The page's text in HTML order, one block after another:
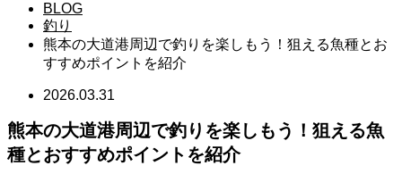
BLOG
釣り
熊本の大道港周辺で釣りを楽しもう！狙える魚種とお
すすめポイントを紹介
2026.03.31
熊本の大道港周辺で釣りを楽しもう！狙える魚
種とおすすめポイントを紹介